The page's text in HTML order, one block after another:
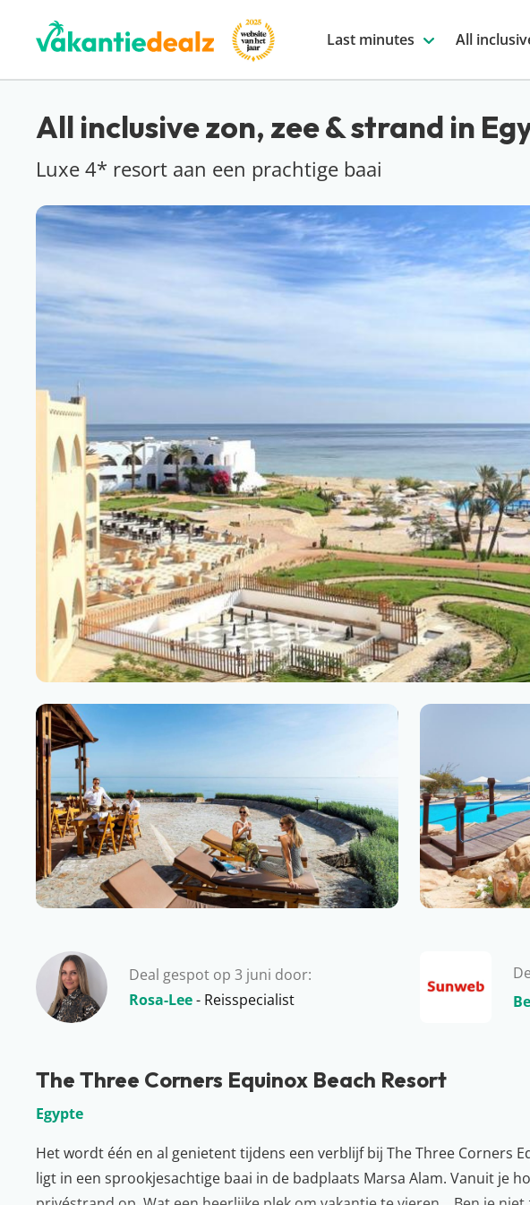
Last minutes All
All inclusive zon, zee & strand in
Luxe 4* resort aan een prachtige baai
Deal gespot op 3 juni door:
Rosa-Lee- Reisspecialist
The Three Corners Equinox Beach Resort
Egypte
Het wordt één en al genietent tijdens een verblijf bij The Three Corners
ligt in een sprookjesachtige baai in de badplaats Marsa Alam. Vanuit je